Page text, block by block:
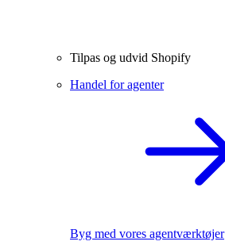
Tilpas og udvid Shopify
Handel for agenter
Byg med vores agentværktøjer